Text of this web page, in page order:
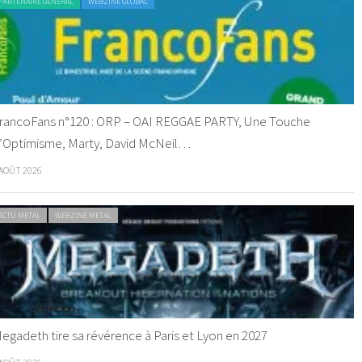
n°120 : ORP – OAI REGGAE PARTY, Une Touche
Marty, David McNeil…
2026
METAL WEBZINE METAL
tire sa révérence à Paris et Lyon en 2027